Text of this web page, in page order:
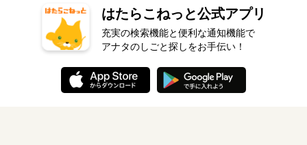
はたらこねっと公式アプリ
充実の検索機能と便利な通知機能で
アナタのしごと探しをお手伝い！